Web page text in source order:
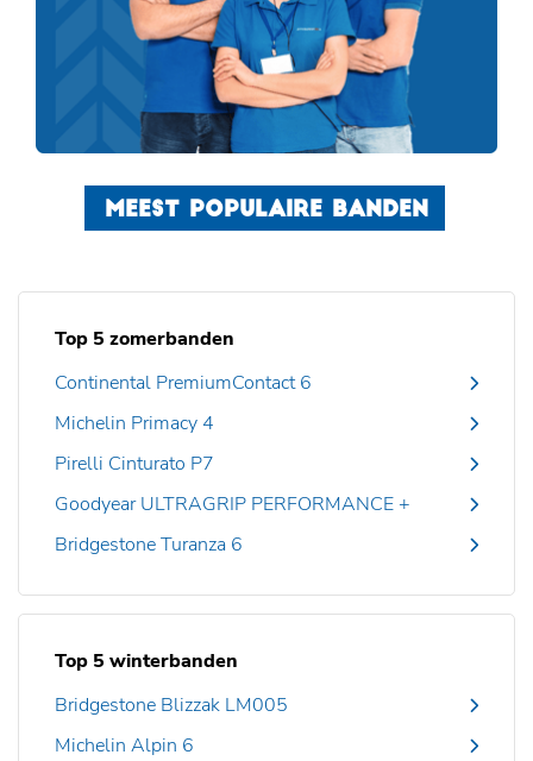
MEEST POPULAIRE BANDEN
Top 5 zomerbanden
Continental PremiumContact 6
Michelin Primacy 4
Pirelli Cinturato P7
Goodyear ULTRAGRIP PERFORMANCE +
Bridgestone Turanza 6
Top 5 winterbanden
Bridgestone Blizzak LM005
Michelin Alpin 6